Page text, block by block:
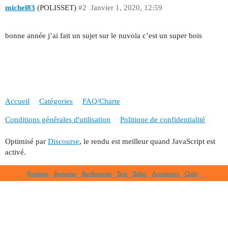
michel83 (POLISSET) Janvier 1, 2020, 12:59
#2
bonne année j’ai fait un sujet sur le nuvola c’est un super bois
Accueil Catégories FAQ/Charte
Conditions générales d'utilisation Politique de confidentialité
Optimisé par Discourse, le rendu est meilleur quand JavaScript est
activé.
Boutique Raquettes Revêtements Bois Balles Accessoires Clubs